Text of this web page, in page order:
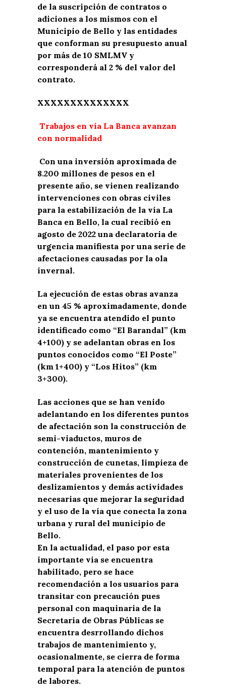
de la suscripción de contratos o
adiciones a los mismos con el
Municipio de Bello y las entidades
que conforman su presupuesto anual
por más de 10 SMLMV y
corresponderá al 2 % del valor del
contrato.
XXXXXXXXXXXXXX
Trabajos en vía La Banca avanzan
con normalidad
Con una inversión aproximada de
8.200 millones de pesos en el
presente año, se vienen realizando
intervenciones con obras civiles
para la estabilización de la vía La
Banca en Bello, la cual recibió en
agosto de 2022 una declaratoria de
urgencia manifiesta por una serie de
afectaciones causadas por la ola
invernal.
La ejecución de estas obras avanza
en un 45 % aproximadamente, donde
ya se encuentra atendido el punto
identificado como “El Barandal” (km
4+100) y se adelantan obras en los
puntos conocidos como “El Poste”
(km 1+400) y “Los Hitos” (km
3+300).
Las acciones que se han venido
adelantando en los diferentes puntos
de afectación son la construcción de
semi-viaductos, muros de
contención, mantenimiento y
construcción de cunetas, limpieza de
materiales provenientes de los
deslizamientos y demás actividades
necesarias que mejorar la seguridad
y el uso de la vía que conecta la zona
urbana y rural del municipio de
Bello.
En la actualidad, el paso por esta
importante vía se encuentra
habilitado, pero se hace
recomendación a los usuarios para
transitar con precaución pues
personal con maquinaria de la
Secretaría de Obras Públicas se
encuentra desrrollando dichos
trabajos de mantenimiento y,
ocasionalmente, se cierra de forma
temporal para la atención de puntos
de labores.